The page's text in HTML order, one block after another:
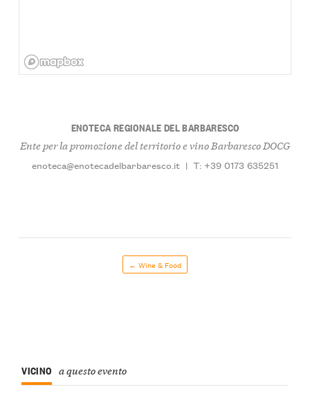
ENOTECA REGIONALE DEL BARBARESCO
Ente per la promozione del territorio e vino Barbaresco DOCG
enoteca@enotecadelbarbaresco.it | T: +39 0173 635251
← Wine & Food
VICINO a questo evento